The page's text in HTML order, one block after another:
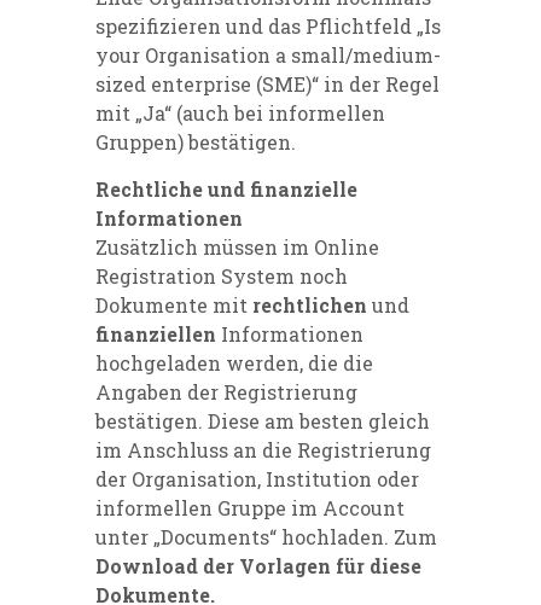
spezifizieren und das Pflichtfeld „Is
your Organisation a small/medium-
sized enterprise (SME)“ in der Regel
mit „Ja“ (auch bei informellen
Gruppen) bestätigen.
Rechtliche und finanzielle
Informationen
Zusätzlich müssen im Online
Registration System noch
Dokumente mit rechtlichen und
finanziellen Informationen
hochgeladen werden, die die
Angaben der Registrierung
bestätigen. Diese am besten gleich
im Anschluss an die Registrierung
der Organisation, Institution oder
informellen Gruppe im Account
unter „Documents“ hochladen. Zum
Download der Vorlagen für diese
Dokumente.